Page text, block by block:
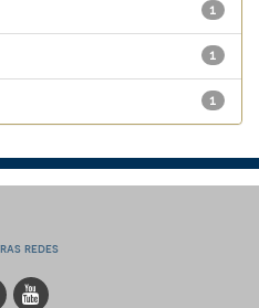
1
1
1
redes